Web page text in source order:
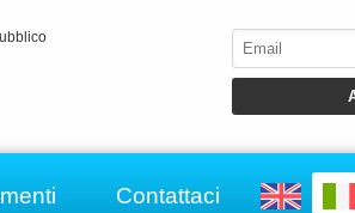
Contattaci